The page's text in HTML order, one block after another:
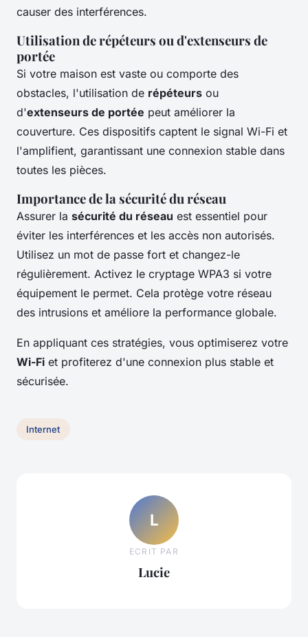
causer des interférences.
Utilisation de répéteurs ou d'extenseurs de
portée
Si votre maison est vaste ou comporte des
obstacles, l'utilisation de répéteurs ou
d'extenseurs de portée peut améliorer la
couverture. Ces dispositifs captent le signal Wi-Fi et
l'amplifient, garantissant une connexion stable dans
toutes les pièces.
Importance de la sécurité du réseau
Assurer la sécurité du réseau est essentiel pour
éviter les interférences et les accès non autorisés.
Utilisez un mot de passe fort et changez-le
régulièrement. Activez le cryptage WPA3 si votre
équipement le permet. Cela protège votre réseau
des intrusions et améliore la performance globale.
En appliquant ces stratégies, vous optimiserez votre
Wi-Fi et profiterez d'une connexion plus stable et
sécurisée.
Internet
L
ECRIT PAR
Lucie